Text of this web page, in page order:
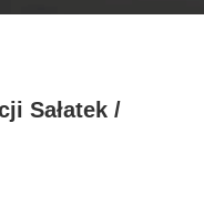
Sałatek /